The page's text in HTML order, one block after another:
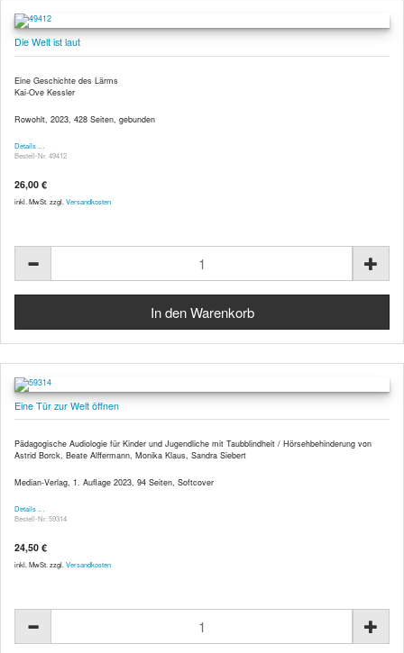
Die Welt ist laut
Eine Geschichte des Lärms
Kai-Ove Kessler
Rowohlt, 2023, 428 Seiten, gebunden
Details …
Bestell-Nr. 49412
26,00 €
inkl. MwSt. zzgl. Versandkosten
Eine Tür zur Welt öffnen
Pädagogische Audiologie für Kinder und Jugendliche mit Taubblindheit / Hörsehbehinderung von
Astrid Borck, Beate Alffermann, Monika Klaus, Sandra Siebert
Median-Verlag, 1. Auflage 2023, 94 Seiten, Softcover
Details …
Bestell-Nr. 59314
24,50 €
inkl. MwSt. zzgl. Versandkosten